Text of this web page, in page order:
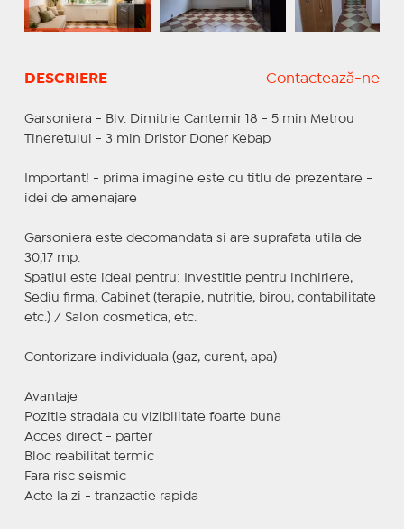
DESCRIERE Contactează-ne
Garsoniera - Blv. Dimitrie Cantemir 18 - 5 min Metrou
Tineretului - 3 min Dristor Doner Kebap
Important! - prima imagine este cu titlu de prezentare -
idei de amenajare
Garsoniera este decomandata si are suprafata utila de
30,17 mp.
Spatiul este ideal pentru: Investitie pentru inchiriere,
Sediu firma, Cabinet (terapie, nutritie, birou, contabilitate
etc.) / Salon cosmetica, etc.
Contorizare individuala (gaz, curent, apa)
Avantaje
Pozitie stradala cu vizibilitate foarte buna
Acces direct - parter
Bloc reabilitat termic
Fara risc seismic
Acte la zi - tranzactie rapida